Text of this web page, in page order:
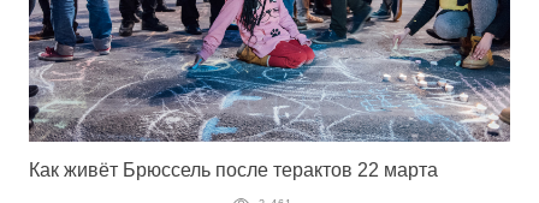
Как живёт Брюссель после терактов 22 марта